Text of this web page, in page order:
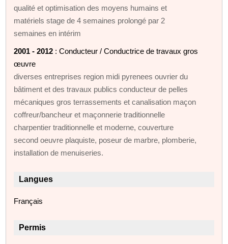
qualité et optimisation des moyens humains et
matériels stage de 4 semaines prolongé par 2
semaines en intérim
2001 - 2012 : Conducteur / Conductrice de travaux gros
œuvre
diverses entreprises region midi pyrenees ouvrier du
bâtiment et des travaux publics conducteur de pelles
mécaniques gros terrassements et canalisation maçon
coffreur/bancheur et maçonnerie traditionnelle
charpentier traditionnelle et moderne, couverture
second oeuvre plaquiste, poseur de marbre, plomberie,
installation de menuiseries.
Langues
Français
Permis